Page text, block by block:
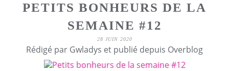
PETITS BONHEURS DE LA
SEMAINE #12
28 JUIN 2020
Rédigé par Gwladys et publié depuis Overblog